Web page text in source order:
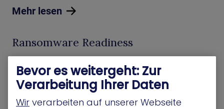
Mehr lesen
Ransomware Readiness
die für Ransomware-Attacken genutzt werden
könnten
Mehr lesen
Bevor es weitergeht: Zur
Verarbeitung Ihrer Daten
Wir verarbeiten auf unserer Webseite